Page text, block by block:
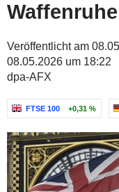
Veröffentlicht am
08.05.2026 um 18:22
dpa-AFX
FTSE 100 +0,31 %